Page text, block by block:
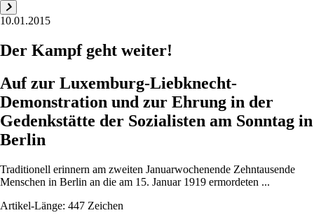
10.01.2015
Der Kampf geht weiter!
Auf zur Luxemburg-Liebknecht-
Demonstration und zur Ehrung in der
Gedenkstätte der Sozialisten am Sonntag in
Berlin
Traditionell erinnern am zweiten Januarwochenende Zehntausende
Menschen in Berlin an die am 15. Januar 1919 ermordeten ...
Artikel-Länge: 447 Zeichen